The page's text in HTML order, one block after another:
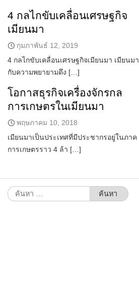
4 กลไกขับเคลื่อนเศรษฐกิจ
เมียนมา
กุมภาพันธ์ 12, 2019
4 กลไกขับเคลื่อนเศรษฐกิจเมียนมา เมียนมา
กับความพยายามดึง […]
โอกาสธุรกิจเครื่องจักรกล
การเกษตรในเมียนมา
พฤษภาคม 10, 2018
เมียนมาเป็นประเทศที่มีประชากรอยู่ในภาค
การเกษตรราว 4 ล้า […]
ค้นหา
สำหรับ: